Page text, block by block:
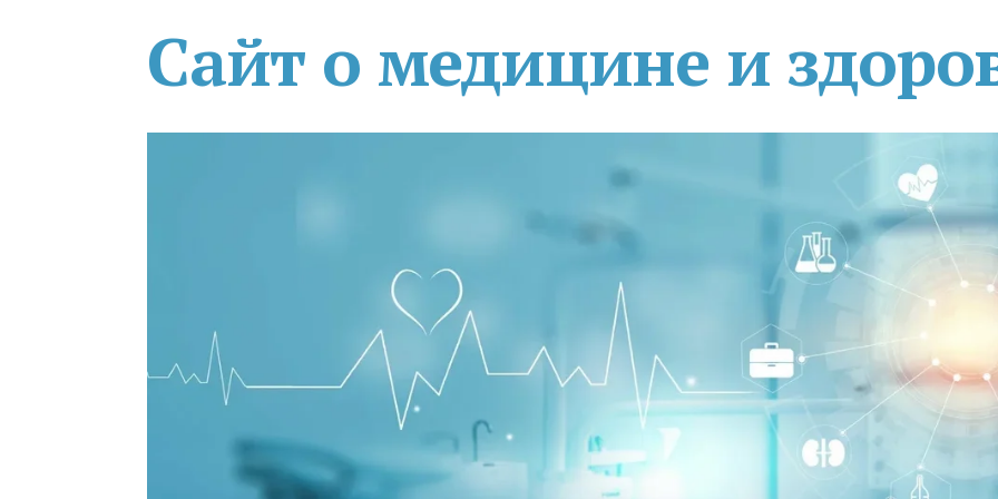
Сайт о медицине и